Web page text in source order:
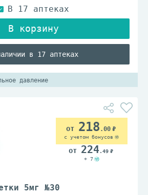
в 17 аптеках
давление
5мг №30
218 .00
с учетом бонусов
224.49
+ 7